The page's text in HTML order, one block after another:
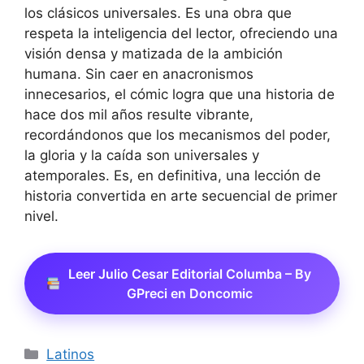
los clásicos universales. Es una obra que
respeta la inteligencia del lector, ofreciendo una
visión densa y matizada de la ambición
humana. Sin caer en anacronismos
innecesarios, el cómic logra que una historia de
hace dos mil años resulte vibrante,
recordándonos que los mecanismos del poder,
la gloria y la caída son universales y
atemporales. Es, en definitiva, una lección de
historia convertida en arte secuencial de primer
nivel.
Leer Julio Cesar Editorial Columba – By
GPreci en Doncomic
Categorías
Latinos